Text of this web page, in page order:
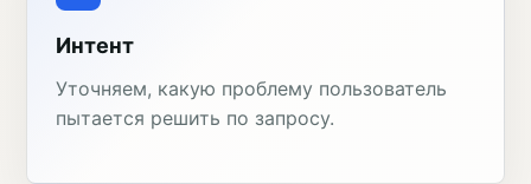
Интент
Уточняем, какую проблему пользователь
пытается решить по запросу.